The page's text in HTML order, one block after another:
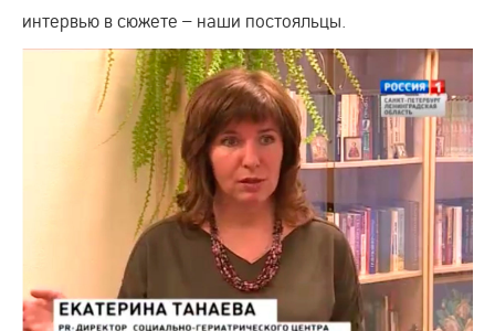
интервью в сюжете – наши постояльцы.